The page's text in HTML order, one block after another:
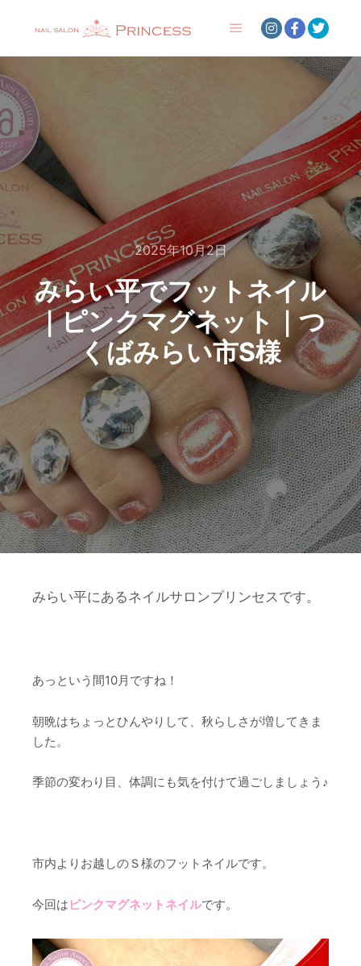
2025年10月2日
みらい平でフットネイル
｜ピンクマグネット｜つ
くばみらい市S様
みらい平にあるネイルサロンプリンセスです。
あっという間10月ですね！
朝晩はちょっとひんやりして、秋らしさが増してきま
した。
季節の変わり目、体調にも気を付けて過ごしましょう♪
市内よりお越しのＳ様のフットネイルです。
今回は ピンクマグネットネイルです。